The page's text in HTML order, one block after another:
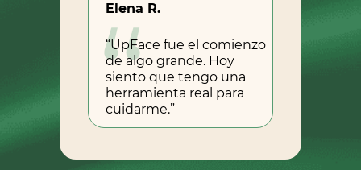
Elena R.
“UpFace fue el comienzo
de algo grande. Hoy
siento que tengo una
herramienta real para
cuidarme.”